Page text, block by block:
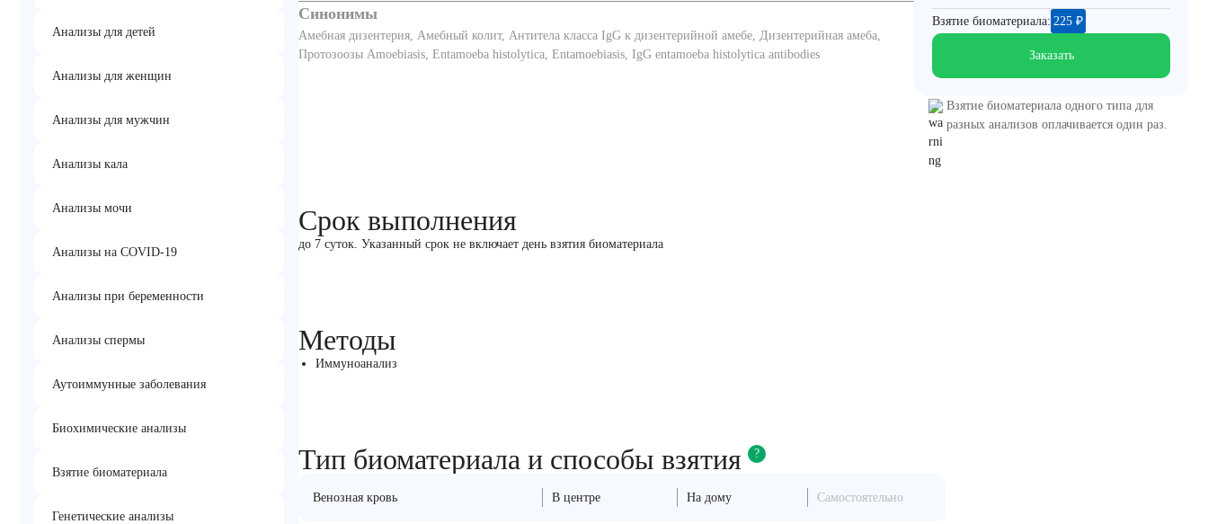
Анализы для детей
Анализы для женщин
Анализы для мужчин
Анализы кала
Анализы мочи
Анализы на COVID-19
Анализы при беременности
Анализы спермы
Аутоиммунные заболевания
Биохимические анализы
Взятие биоматериала
Генетические анализы
Синонимы
Амебная дизентерия, Амебный колит, Антитела класса IgG к дизентерийной амебе, Дизентерийная амеба,
Протозоозы Amoebiasis, Entamoeba histolytica, Entamoebiasis, IgG entamoeba histolytica antibodies
Взятие биоматериала: 225 ₽
Заказать
Взятие биоматериала одного типа для
разных анализов оплачивается один раз.
Срок выполнения
до 7 суток. Указанный срок не включает день взятия биоматериала
Методы
Иммуноанализ
Тип биоматериала и способы взятия ?
Венозная кровь В центре На дому Самостоятельно